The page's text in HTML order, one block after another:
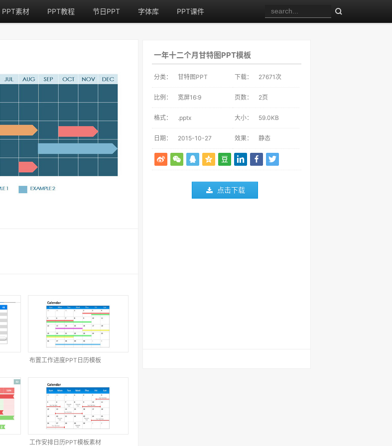
PPT素材 PPT教程 节日PPT 字体库 PPT课件
一年十二个月甘特图PPT模板
分类： 甘特图PPT 下载： 27671次
比例： 宽屏16:9 页数： 2页
格式： .pptx 大小： 59.0KB
日期： 2015-10-27 效果： 静态
点击下载
布置工作进度PPT日历模板
工作安排日历PPT模板素材